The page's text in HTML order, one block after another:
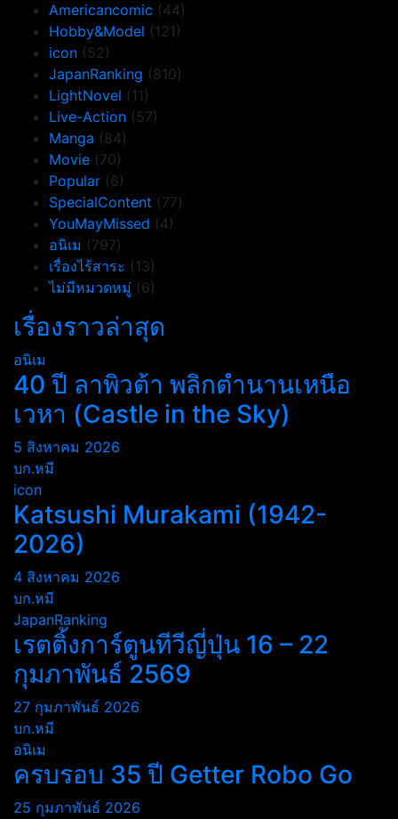
Americancomic (44)
Hobby&Model (121)
icon (52)
JapanRanking (810)
LightNovel (11)
Live-Action (57)
Manga (84)
Movie (70)
Popular (6)
SpecialContent (77)
YouMayMissed (4)
อนิเม (797)
เรื่องไร้สาระ (13)
ไม่มีหมวดหมู่ (6)
เรื่องราวล่าสุด
อนิเม
40 ปี ลาพิวต้า พลิกตำนานเหนือ
เวหา (Castle in the Sky)
5 สิงหาคม 2026
บก.หมี
icon
Katsushi Murakami (1942-
2026)
4 สิงหาคม 2026
บก.หมี
JapanRanking
เรตติ้งการ์ตูนทีวีญี่ปุ่น 16 – 22
กุมภาพันธ์ 2569
27 กุมภาพันธ์ 2026
บก.หมี
อนิเม
ครบรอบ 35 ปี Getter Robo Go
25 กุมภาพันธ์ 2026